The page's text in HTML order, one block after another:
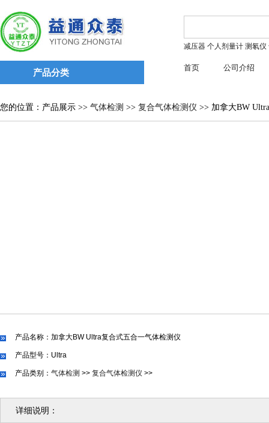
产品分类
减压器 个人剂量计 测氡仪
首页 公司介绍
您的位置：产品展示 >> 气体检测 >> 复合气体检测仪 >> 加拿大BW
产品名称：加拿大BW Ultra复合式五合一气体检测仪
产品型号：Ultra
产品类别： 气体检测 >> 复合气体检测仪 >>
详细说明：